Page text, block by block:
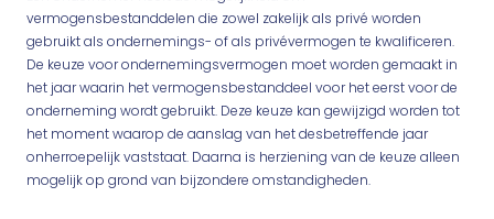
vermogensbestanddelen die zowel zakelijk als privé worden
gebruikt als ondernemings- of als privévermogen te kwalificeren.
De keuze voor ondernemingsvermogen moet worden gemaakt in
het jaar waarin het vermogensbestanddeel voor het eerst voor de
onderneming wordt gebruikt. Deze keuze kan gewijzigd worden tot
het moment waarop de aanslag van het desbetreffende jaar
onherroepelijk vaststaat. Daarna is herziening van de keuze alleen
mogelijk op grond van bijzondere omstandigheden.